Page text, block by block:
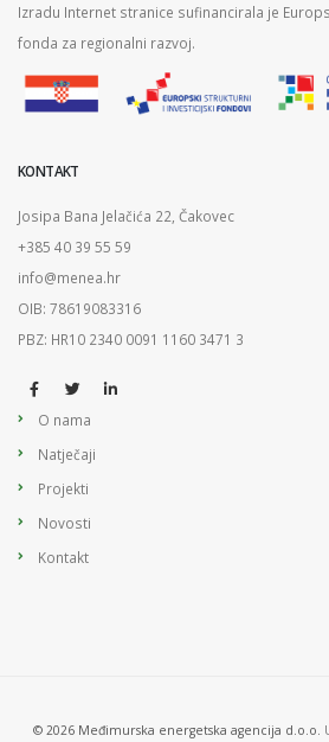
Izradu Internet stranice sufinancirala je
fonda za regionalni razvoj.
KONTAKT
Josipa Bana Jelačića 22, Čakovec
+385 40 39 55 59
info@menea.hr
OIB: 78619083316
PBZ: HR10 2340 0091 1160 3471 3
O nama
Natječaji
Projekti
Novosti
Kontakt
© 2026 Međimurska energetska agencija d.o.o.